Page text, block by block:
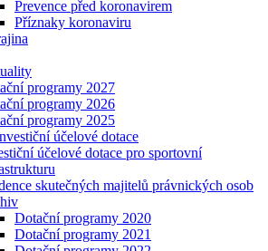
Prevence před koronavirem
Příznaky koronaviru
programy 2027
programy 2026
programy 2025
účelové dotace
účelové dotace pro sportovní
skutečných majitelů právnických osob
Dotační programy 2020
Dotační programy 2021